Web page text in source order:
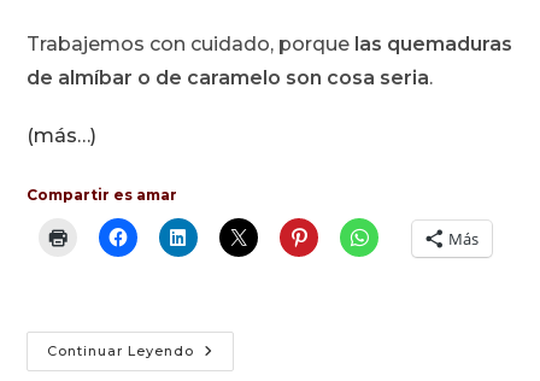
entrada:
Trabajemos con cuidado, porque las quemaduras
de almíbar o de caramelo son cosa seria.
(más…)
Compartir es amar
Más
Continuar Leyendo Fondant
Líquido